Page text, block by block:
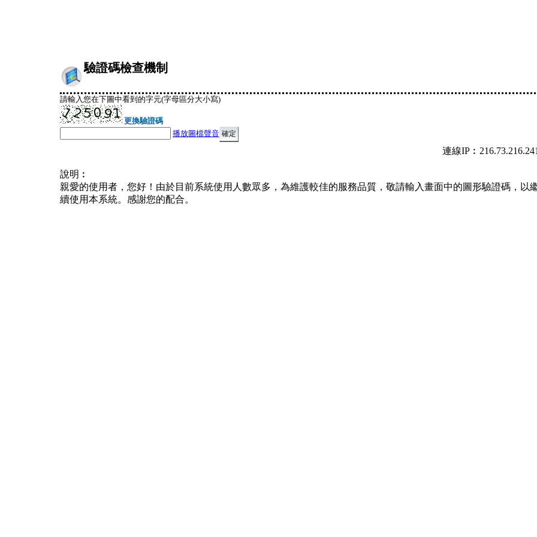
驗證碼檢查機制
請輸入您在下圖中看到的字元(字母區分大小寫)
更換驗證碼
播放圖檔聲音
連線
說明︰
親愛的使用者，您好！由於目前系統使用人數眾多，為維護較佳的服務品質，敬請輸入畫面中的圖形驗證碼，以
續使用本系統。感謝您的配合。